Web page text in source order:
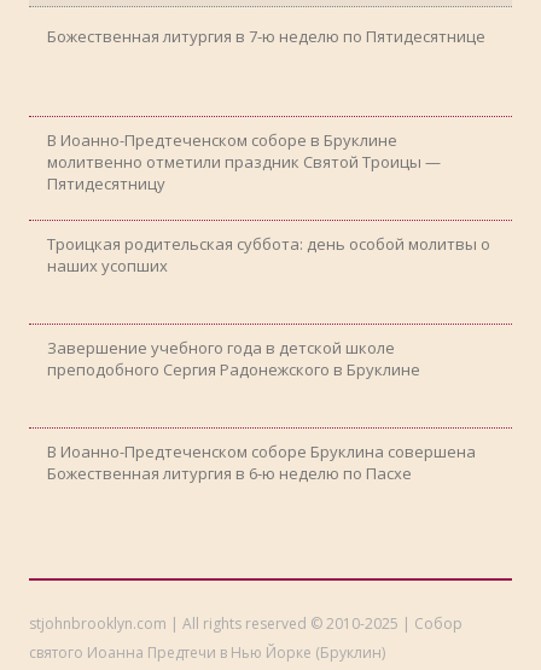
Божественная литургия в 7-ю неделю по Пятидесятнице
В Иоанно-Предтеченском соборе в Бруклине
молитвенно отметили праздник Святой Троицы —
Пятидесятницу
Троицкая родительская суббота: день особой молитвы о
наших усопших
Завершение учебного года в детской школе
преподобного Сергия Радонежского в Бруклине
В Иоанно-Предтеченском соборе Бруклина совершена
Божественная литургия в 6-ю неделю по Пасхе
stjohnbrooklyn.com | All rights reserved © 2010-2025 | Собор
святого Иоанна Предтечи в Нью Йорке (Бруклин)